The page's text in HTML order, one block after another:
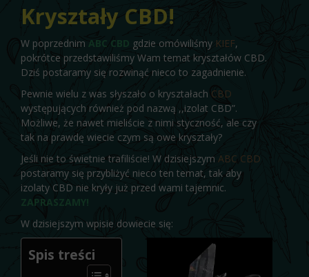
Kryształy CBD!
W poprzednim ABC CBD gdzie omówiliśmy KIEF,
pokrótce przedstawiliśmy Wam temat kryształów CBD.
Dziś postaramy się rozwinąć nieco to zagadnienie.
Pewnie wielu z was słyszało o kryształach CBD
występujących również pod nazwą ,,izolat CBD”.
Możliwe, że nawet mieliście z nimi styczność, ale czy
tak na prawdę wiecie czym są owe kryształy?
Jeśli nie to świetnie trafiliście! W dzisiejszym ABC CBD
postaramy się przybliżyć nieco ten temat, tak aby
izolaty CBD nie kryły już przed wami tajemnic.
ZAPRASZAMY!
W dzisiejszym wpisie dowiecie się:
Spis treści